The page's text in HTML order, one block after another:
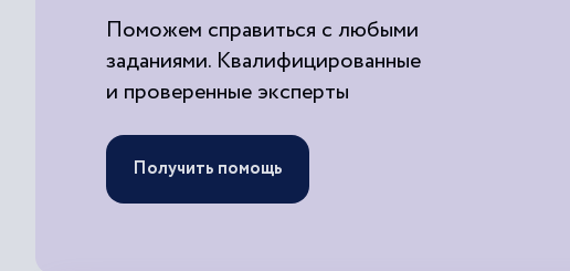
Поможем справиться с любыми
заданиями. Квалифицированные
и проверенные эксперты
Получить помощь